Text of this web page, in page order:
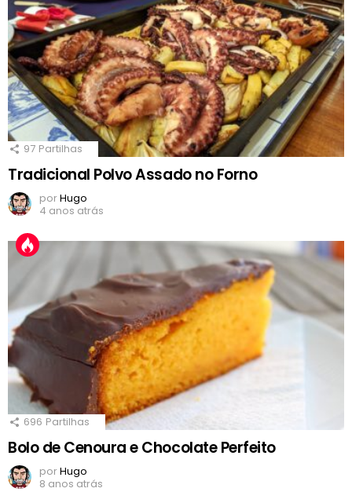
97 Partilhas
Tradicional Polvo Assado no Forno
porHugo
4 anos atrás
696 Partilhas
Bolo de Cenoura e Chocolate Perfeito
porHugo
8 anos atrás